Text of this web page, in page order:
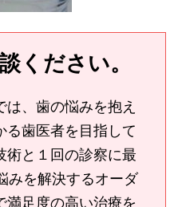
ください。
、歯の悩みを抱え
る歯医者を目指して
術と１回の診察に最
みを解決するオーダ
満足度の高い治療を